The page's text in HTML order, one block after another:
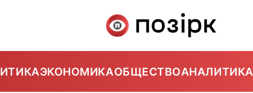
ЭКОНОМИКАОБЩЕСТВОАНАЛИТИКА